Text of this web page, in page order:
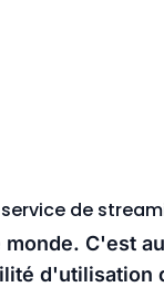
de
C'est
d'utilisation